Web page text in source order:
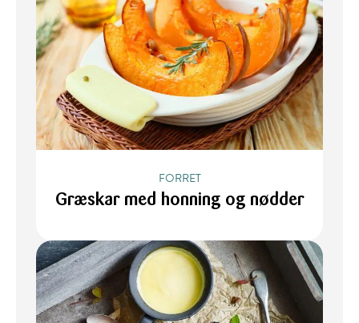
FORRET
Græskar med honning og nødder